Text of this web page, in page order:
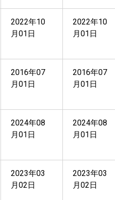
2022年10
月01日
2022年10
月01日
2016年07
月01日
2016年07
月01日
2024年08
月01日
2024年08
月01日
2023年03
月02日
2023年03
月02日